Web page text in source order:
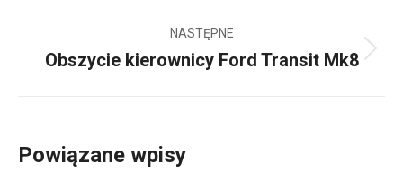
NASTĘPNE
Następny
Obszycie kierownicy Ford Transit Mk8
Powiązane wpisy